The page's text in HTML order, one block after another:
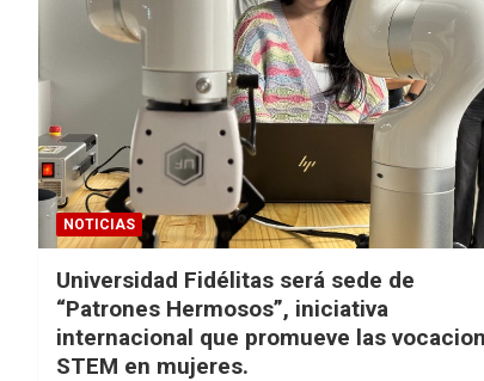
NOTICIAS
Universidad Fidélitas será sede de
“Patrones Hermosos”, iniciativa
internacional que promueve las
STEM en mujeres.